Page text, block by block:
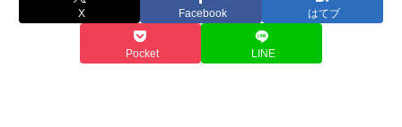
X Facebook はてブ
Pocket LINE